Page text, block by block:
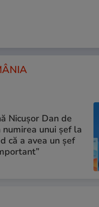
Nicușor Dan de
numirea unui șef la
că a avea un şef